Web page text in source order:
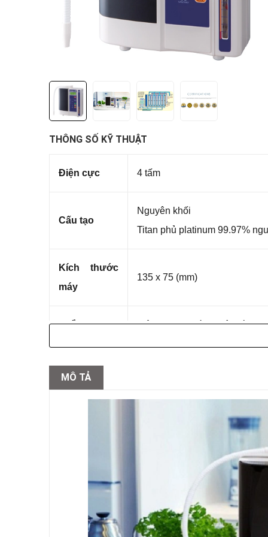
THÔNG SỐ KỸ THUẬT
Điện cực 4 tấm
Cấu tạo
Nguyên khối
Titan phủ platinum 99.97%
Kích thước
máy
135 x 75 (mm)
Tuổi thọ Trên 25 năm(tùy thuộc vào
Độ chống
Kangen
Có 3 cấp độ pH ~ 8.5 – 9.0
Dùng để nấu ăn và pha chế
MÔ TẢ